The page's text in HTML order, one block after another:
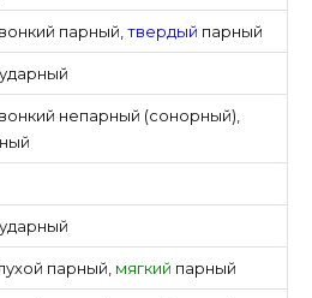
парный ,твердый парный
непарный (сонорный)
парный мягкий парный